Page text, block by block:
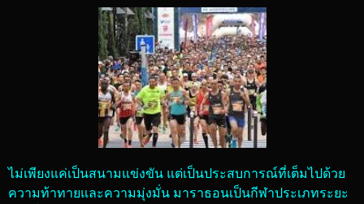
ไม่เพียงแค่เป็นสนามแข่งขัน แต่เป็นประสบการณ์ที่เต็มไปด้วย
ความท้าทายและความมุ่งมั่น มาราธอนเป็นกีฬาประเภทระยะ